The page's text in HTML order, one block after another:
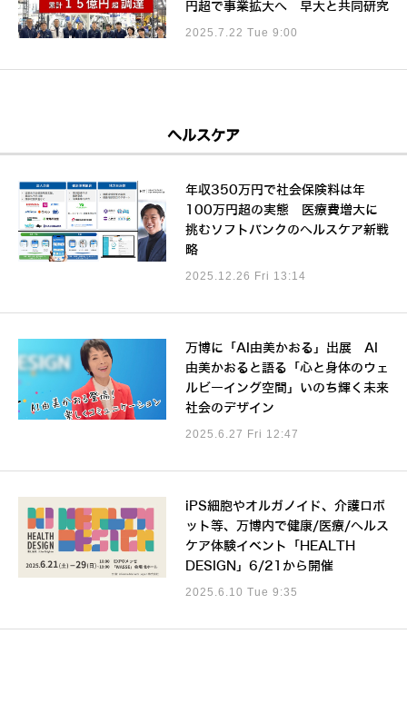
円超で事業拡大へ 早大と共同研究
2025.7.22 Tue 9:00
ヘルスケア
年収350万円で社会保険料は年
100万円超の実態 医療費増大に
挑むソフトバンクのヘルスケア新戦
略
2025.12.26 Fri 13:14
万博に「AI由美かおる」出展 AI
由美かおると語る「心と身体のウェ
ルビーイング空間」いのち輝く未来
社会のデザイン
2025.6.27 Fri 12:47
iPS細胞やオルガノイド、介護ロボ
ット等、万博内で健康/医療/ヘルス
ケア体験イベント「HEALTH
DESIGN」6/21から開催
2025.6.10 Tue 9:35